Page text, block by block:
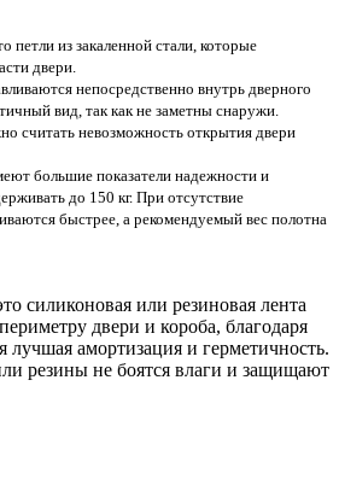
петли из закаленной стали, которые
двери.
непосредственно внутрь дверного
вид, так как не заметны снаружи.
считать невозможность открытия двери
большие показатели надежности и
до 150 кг. При отсутствие
быстрее, а рекомендуемый вес полотна
силиконовая или резиновая лента
двери и короба, благодаря
лучшая амортизация и герметичность.
резины не боятся влаги и защищают